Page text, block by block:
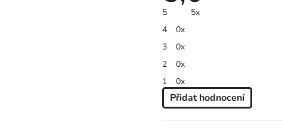
5
5x
4
0x
3
0x
2
0x
1
0x
Přidat hodnocení